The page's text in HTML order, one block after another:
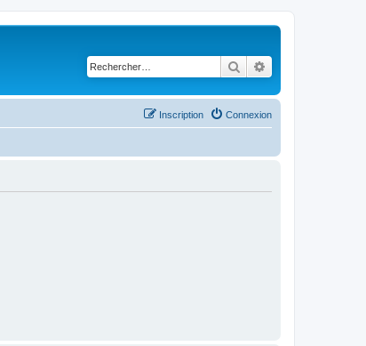
Rechercher
Connexion
Inscription